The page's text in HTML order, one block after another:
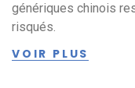
génériques chinois
risqués.
VOIR PLUS